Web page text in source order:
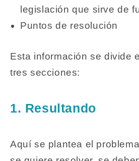
legislación que sirve de
Puntos de resolución
Esta información se divide
tres secciones:
1. Resultando
Aquí se plantea el